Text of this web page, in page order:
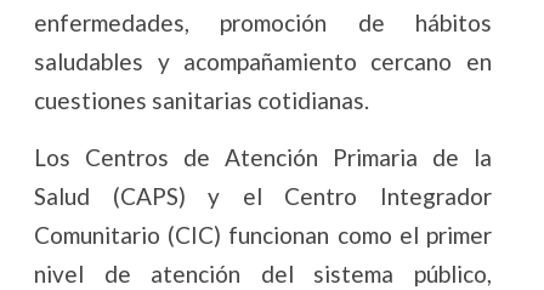
enfermedades, promoción de hábitos
saludables y acompañamiento cercano en
cuestiones sanitarias cotidianas.
Los Centros de Atención Primaria de la
Salud (CAPS) y el Centro Integrador
Comunitario (CIC) funcionan como el primer
nivel de atención del sistema público,